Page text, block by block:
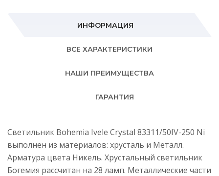
ИНФОРМАЦИЯ
ВСЕ ХАРАКТЕРИСТИКИ
НАШИ ПРЕИМУЩЕСТВА
ГАРАНТИЯ
Светильник Bohemia Ivele Crystal 83311/50IV-250 Ni
выполнен из материалов: хрусталь и Металл.
Арматура цвета Никель. Хрустальный светильник
Богемия рассчитан на 28 ламп. Металлические части